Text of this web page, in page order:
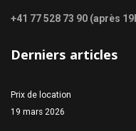
+41 77 528 73 90 (après
Derniers articles
Prix de location
19 mars 2026